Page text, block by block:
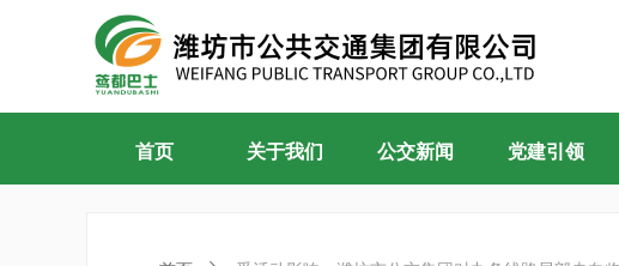
首页 关于我们 公交新闻 党建引领